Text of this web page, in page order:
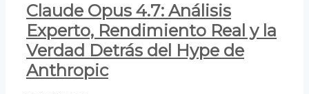
Claude Opus 4.7: Análisis
Experto, Rendimiento Real y la
Verdad Detrás del Hype de
Anthropic